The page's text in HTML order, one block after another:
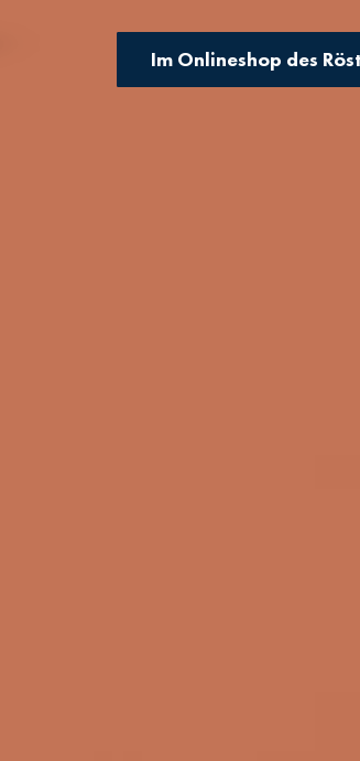
Ecken und Kanten ist er dein
Moka Pots und Vollautomaten.
Im Onlineshop des